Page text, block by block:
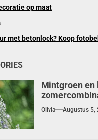
op maat
met betonlook? Koop
Mintgroen en
Olivia Augustus 5,